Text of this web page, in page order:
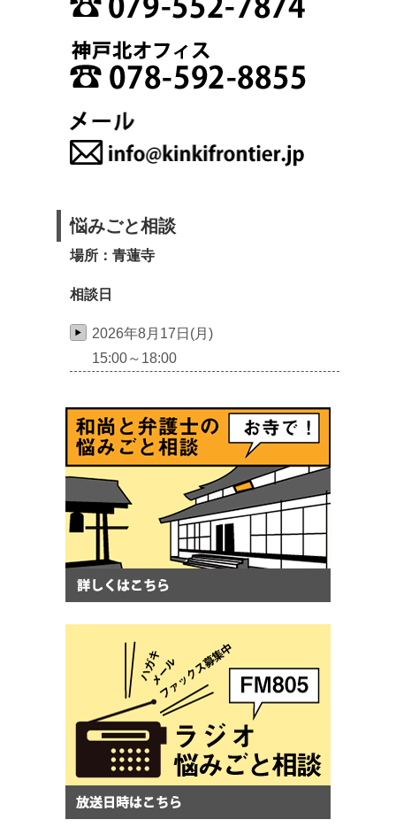
悩みごと相談
場所：青蓮寺
相談日
2026年8月17日(月)
15:00～18:00